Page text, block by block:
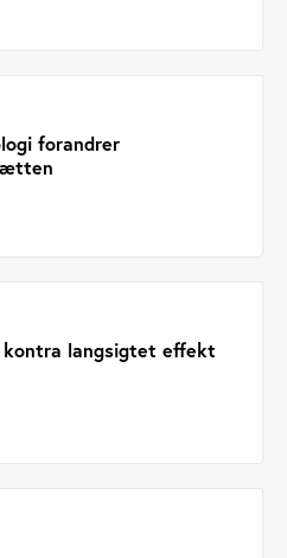
forandrer
langsigtet effekt